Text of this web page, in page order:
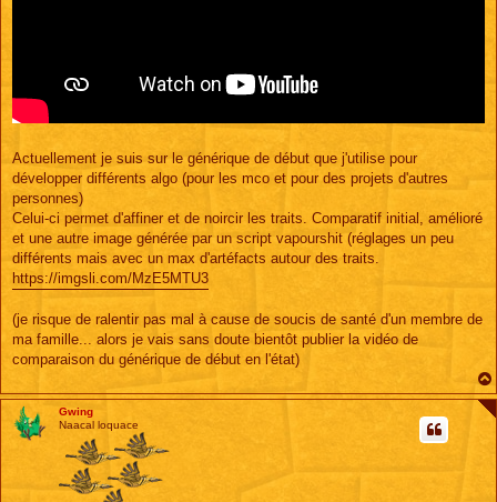
Actuellement je suis sur le générique de début que j'utilise pour
développer différents algo (pour les mco et pour des projets d'autres
personnes)
Celui-ci permet d'affiner et de noircir les traits. Comparatif initial, amélioré
et une autre image générée par un script vapourshit (réglages un peu
différents mais avec un max d'artéfacts autour des traits.
https://imgsli.com/MzE5MTU3
(je risque de ralentir pas mal à cause de soucis de santé d'un membre de
ma famille... alors je vais sans doute bientôt publier la vidéo de
comparaison du générique de début en l'état)
Gwing
Naacal loquace